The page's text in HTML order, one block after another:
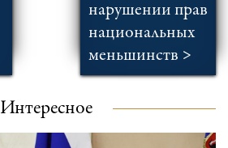
нарушении прав
национальных
меньшинств >
Интересное